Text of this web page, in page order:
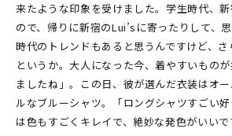
来たような印象を受けました。学生時代、
ので、帰りに新宿のLui’sに寄ったりして、思
時代のトレンドもあると思うんですけど、
というか。大人になった今、着やすいもの
ましたね」。この日、彼が選んだ衣装はオ
ルなブルーシャツ。「ロングシャツすごい
は色もすごくキレイで、絶妙な発色がいいで